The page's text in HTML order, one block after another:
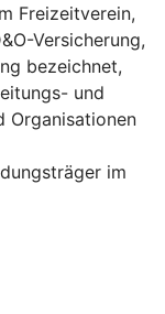
Freizeitverein,
Versicherung,
bezeichnet,
und
Organisationen
im